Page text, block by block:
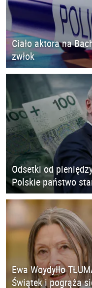
Ciało aktora na
zwłok
Odsetki od
Polskie państwo
Ewa Woydyłło
Świątek i pogrąża